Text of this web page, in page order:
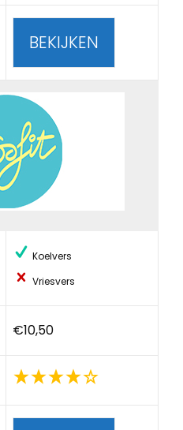
BEKIJKEN
Koelvers
Vriesvers
€10,50